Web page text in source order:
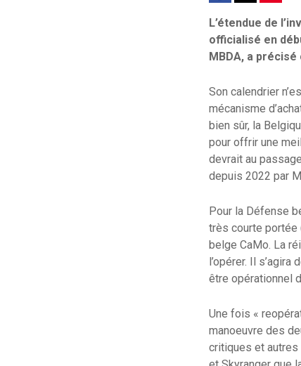
L’étendue de
officialisé en
MBDA, a
Son calendrier
mécanisme
bien sûr, la
pour offrir une
devrait au
depuis 2022 par
Pour la Défense
très courte portée
belge CaMo. La
l’opérer. Il
être opérationnel
Une fois «
manoeuvre des
critiques et autres